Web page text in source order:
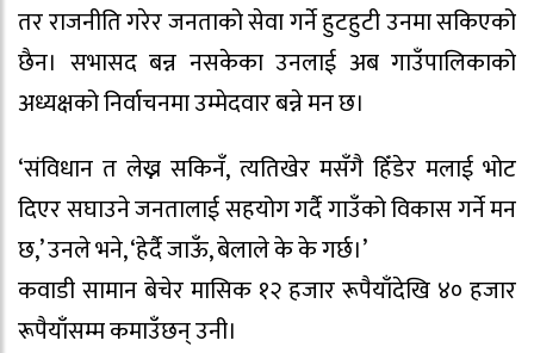
तर राजनीति गरेर जनताको सेवा गर्ने हुटहुटी उनमा सकिएको
छैन। सभासद बन्न नसकेका उनलाई अब गाउँपालिकाको
अध्यक्षको निर्वाचनमा उम्मेदवार बन्ने मन छ।
‘संविधान त लेख्न सकिनँ, त्यतिखेर मसँगै हिँडेर मलाई भोट
दिएर सघाउने जनतालाई सहयोग गर्दै गाउँको विकास गर्ने मन
छ,’ उनले भने, ‘हेर्दै जाऊँ, बेलाले के के गर्छ।’
कवाडी सामान बेचेर मासिक १२ हजार रूपैयाँदेखि ४० हजार
रूपैयाँसम्म कमाउँछन् उनी।